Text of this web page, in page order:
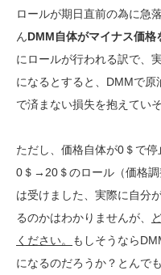
ロールが期日直前の為に急
んDMM自体がマイナス価格
にロールが行われる訳で、
になるとすると、DMMで原
で済まない損失を抱えてい
ただし、価格自体が0＄で
0＄→20＄のロール（価格調
は受けました、実際に自分
るのかはわかりませんが、
ください。
もしそうなら
になるのだろうか？とんで